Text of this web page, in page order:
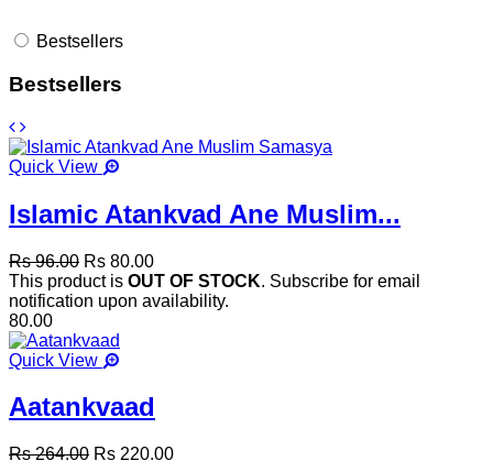
Bestsellers
Bestsellers
Quick View
Islamic Atankvad Ane Muslim...
Rs 96.00 Rs 80.00
This product is OUT OF STOCK. Subscribe for email
notification upon availability.
80.00
Quick View
Aatankvaad
Rs 264.00 Rs 220.00